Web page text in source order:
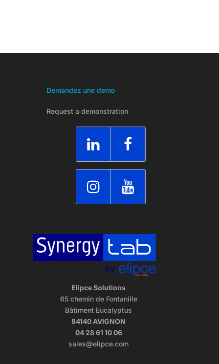
Demandez une demo
Request a demonstration
Elipce Solutions
65 chemin de Fontanille
Bâtiment Eucalyptus
84140 AVIGNON
04 28 61 10 06
sales@elipce.com